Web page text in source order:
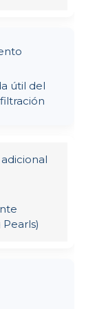
útil del